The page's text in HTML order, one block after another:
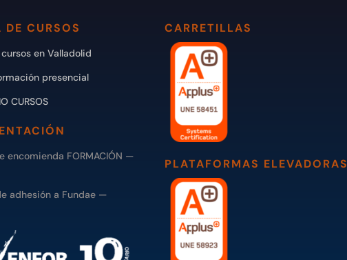
DE CURSOS
en Valladolid
presencial
CURSOS
encomienda FORMACIÓN —
adhesión a Fundae —
CARRETILLAS
PLATAFORMAS ELEVADORAS